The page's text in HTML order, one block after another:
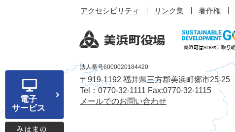
アクセシビリティ
リンク集 著作権
法人番号6000020184420
〒919-1192 福井県三方郡美浜町郷市25-25
Tel：0770-32-1111 Fax:0770-32-1115
メールでのお問い合わせ
電子
サービス